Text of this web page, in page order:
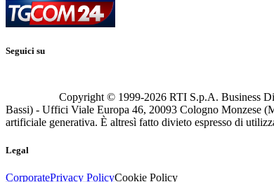
Seguici su
Copyright © 1999-2026 RTI S.p.A. Business
Bassi) - Uffici Viale Europa 46, 20093 Cologno Monzese
artificiale generativa. È altresì fatto divieto espresso di
Legal
CorporatePrivacy PolicyCookie Policy